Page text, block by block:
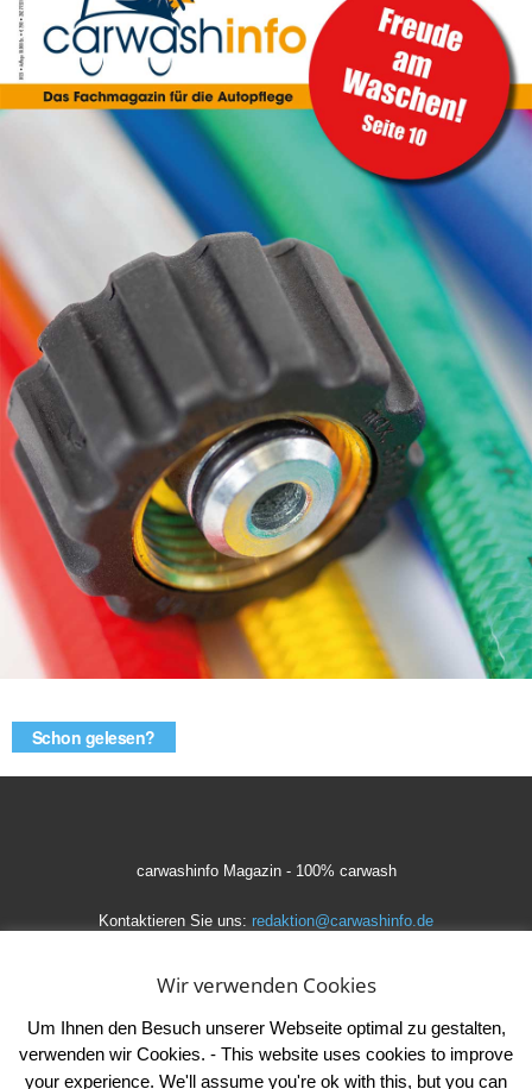
Schon gelesen?
carwashinfo Magazin - 100% carwash
Kontaktieren Sie uns: redaktion@carwashinfo.de
Wir verwenden Cookies
Um Ihnen den Besuch unserer Webseite optimal zu gestalten,
verwenden wir Cookies. - This website uses cookies to improve
your experience. We'll assume you're ok with this, but you can